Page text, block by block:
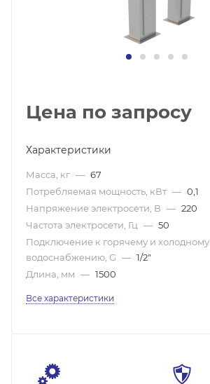
Цена по запросу
Характеристики
Масса, кг — 67
Потребляемая мощность, кВт — 0,1
Напряжение электросети, В — 220
Частота электросети, Гц — 50
Подключение к горячему и холодному
водоснабжению, G — 1/2"
Длина, мм — 1500
Все характеристики